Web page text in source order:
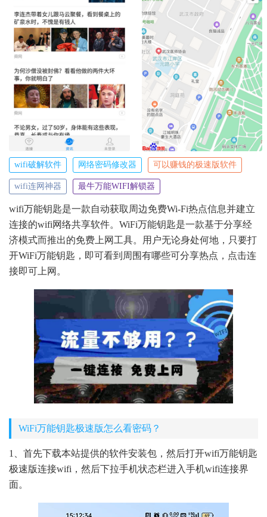
wifi破解软件 网络密码修改器 可以赚钱的极速版软件
wifi连网神器 最牛万能WIFI解锁器
wifi万能钥匙是一款自动获取周边免费Wi-Fi热点信息并建立
连接的wifi网络共享软件。WiFi万能钥匙是一款基于分享经
济模式而推出的免费上网工具。用户无论身处何地，只要打
开WiFi万能钥匙，即可看到周围有哪些可分享热点，点击连
接即可上网。
WiFi万能钥匙极速版怎么看密码？
1、首先下载本站提供的软件安装包，然后打开wifi万能钥匙
极速版连接wifi，然后下拉手机状态栏进入手机wifi连接界
面。